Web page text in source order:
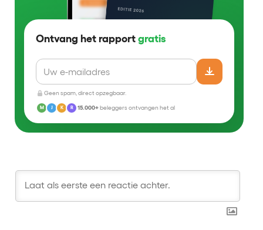
Ontvang het rapport gratis
Geen spam, direct opzegbaar.
M J K R 15.000+beleggers ontvangen het al